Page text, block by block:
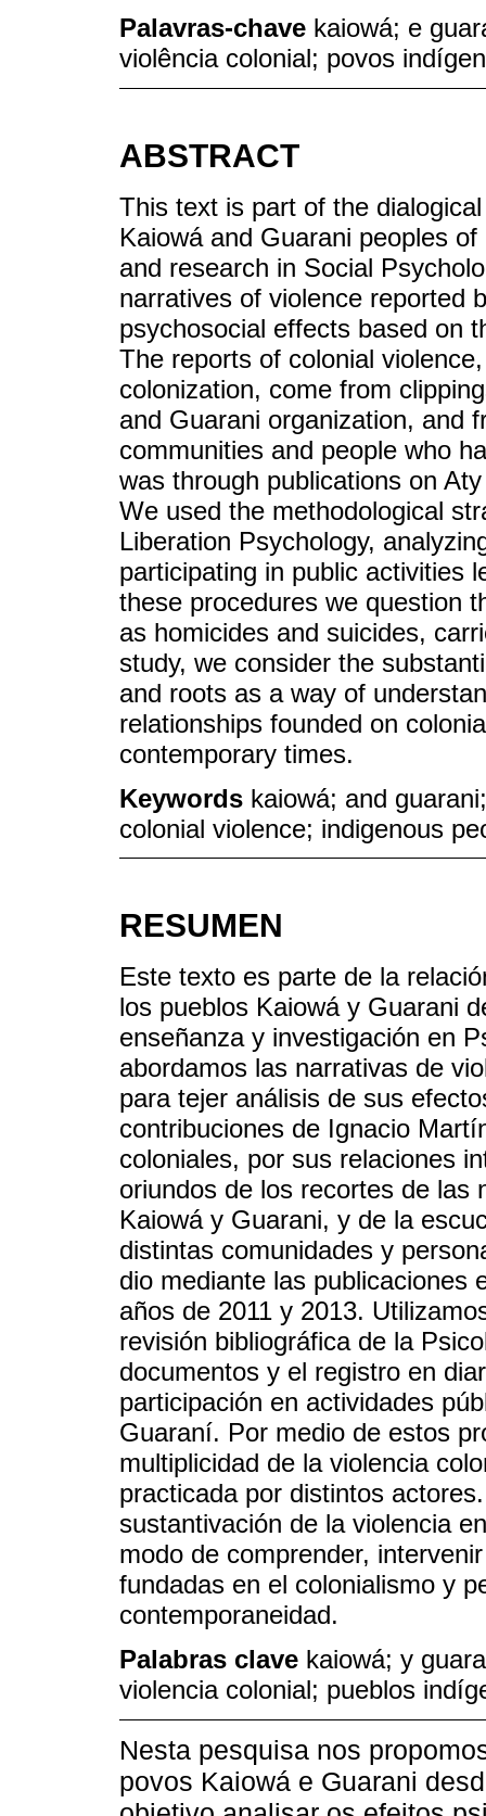
Palavras-chave kaiowá; e
violência colonial; povos
ABSTRACT
This text is part of the
Kaiowá and Guarani peoples
and research in Social
narratives of violence reported
psychosocial effects based on
The reports of colonial
colonization, come from
and Guarani organization, and
communities and people who
was through publications on
We used the methodological
Liberation Psychology,
participating in public activities
these procedures we question
as homicides and suicides,
study, we consider the
and roots as a way of
relationships founded on
contemporary times.
Keywords kaiowá; and
colonial violence; indigenous
RESUMEN
Este texto es parte de la
los pueblos Kaiowá y Guarani
enseñanza y investigación en
abordamos las narrativas de
para tejer análisis de sus
contribuciones de Ignacio
coloniales, por sus relaciones
oriundos de los recortes de las
Kaiowá y Guarani, y de la
distintas comunidades y
dio mediante las publicaciones
años de 2011 y 2013.
revisión bibliográfica de la
documentos y el registro en
participación en actividades
Guaraní. Por medio de estos
multiplicidad de la violencia
practicada por distintos
sustantivación de la violencia
modo de comprender,
fundadas en el colonialismo y
contemporaneidad.
Palabras clave kaiowá; y
violencia colonial; pueblos
Nesta pesquisa nos
povos Kaiowá e Guarani